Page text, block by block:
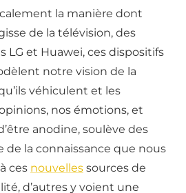
la manière dont
de la télévision, des
et Huawei, ces dispositifs
notre vision de la
véhiculent et les
nos émotions, et
anodine, soulève des
de la connaissance que nous
ces nouvelles sources de
d’autres y voient une